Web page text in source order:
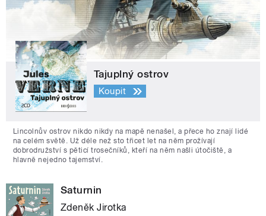
Tajuplný ostrov
Koupit
Lincolnův ostrov nikdo nikdy na mapě nenašel, a přece ho znají lidé
na celém světě. Už déle než sto třicet let na něm prožívají
dobrodružství s pěticí trosečníků, kteří na něm našli útočiště, a
hlavně nejedno tajemství.
Saturnin
Zdeněk Jirotka